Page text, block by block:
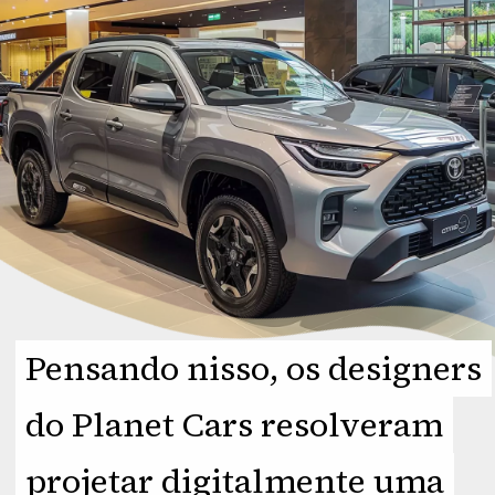
Pensando nisso, os designers
do Planet Cars resolveram
projetar digitalmente uma
Pensando nisso, os designers
do Planet Cars resolveram
projetar digitalmente uma